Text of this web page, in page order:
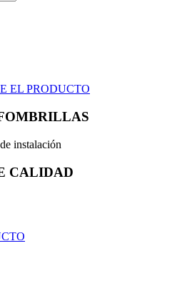
EL PRODUCTO
instalación
CALIDAD